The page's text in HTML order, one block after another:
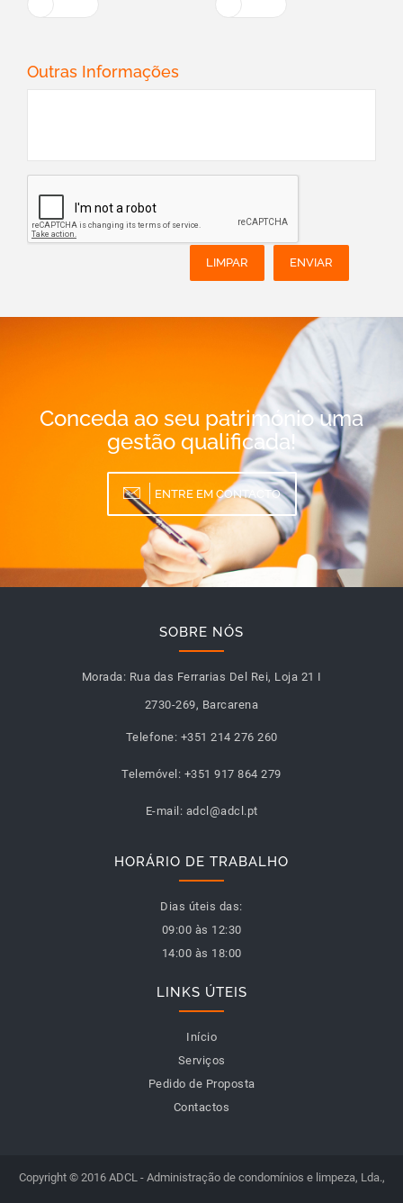
Outras Informações
ENVIAR
LIMPAR
Conceda ao seu património uma
gestão qualificada!
ENTRE EM CONTACTO
SOBRE NÓS
Morada: Rua das Ferrarias Del Rei, Loja 21 I
2730-269, Barcarena
Telefone: +351 214 276 260
Telemóvel: +351 917 864 279
E-mail: adcl@adcl.pt
HORÁRIO DE TRABALHO
Dias úteis das:
09:00 às 12:30
14:00 às 18:00
LINKS ÚTEIS
Início
Serviços
Pedido de Proposta
Contactos
Copyright © 2016 ADCL - Administração de condomínios e limpeza, Lda.,